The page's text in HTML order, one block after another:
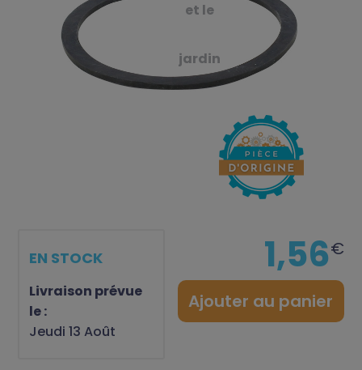
et le
jardin
EN STOCK
Livraison prévue
le :
Jeudi 13 Août
1,56€
Ajouter au panier